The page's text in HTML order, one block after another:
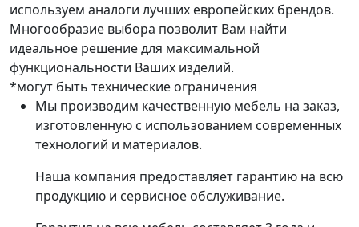
используем аналоги лучших европейских брендов.
Многообразие выбора позволит Вам найти
идеальное решение для максимальной
функциональности Ваших изделий.
*могут быть технические ограничения
Мы производим качественную мебель на заказ,
изготовленную с использованием современных
технологий и материалов.
Наша компания предоставляет гарантию на всю
продукцию и сервисное обслуживание.